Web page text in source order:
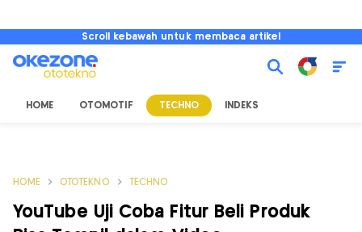
Scroll kebawah untuk membaca artikel
HOME OTOMOTIF TECHNO INDEKS
HOME OTOTEKNO TECHNO
YouTube Uji Coba Fitur Beli Produk